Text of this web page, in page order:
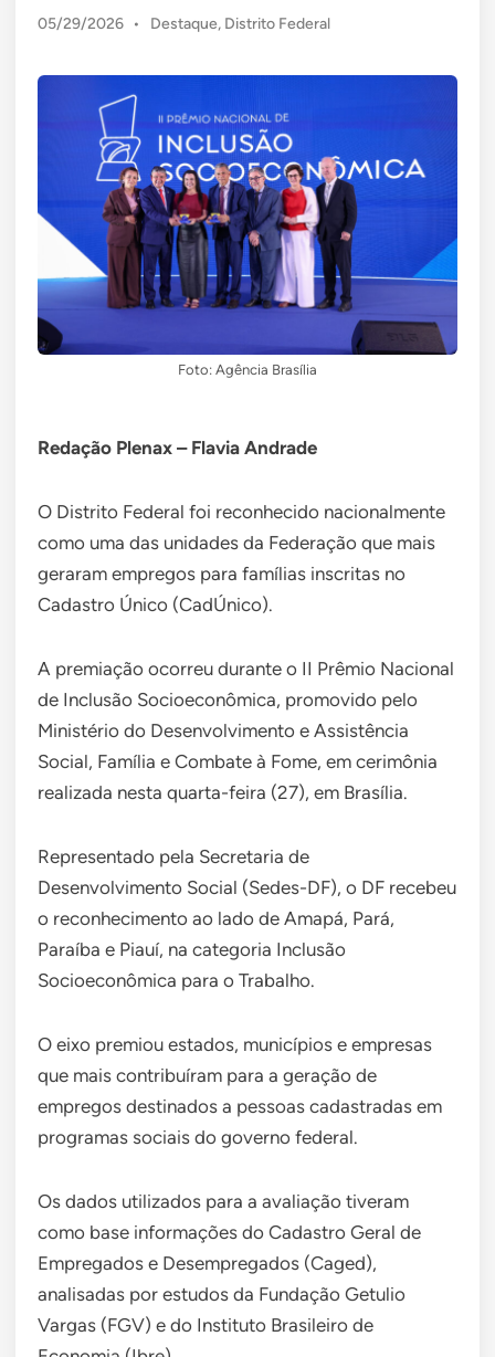
05/29/2026 •
Posted
Destaque, Distrito Federal
Foto: Agência Brasília
Redação Plenax – Flavia Andrade
O Distrito Federal foi reconhecido nacionalmente
como uma das unidades da Federação que mais
geraram empregos para famílias inscritas no
Cadastro Único (CadÚnico).
A premiação ocorreu durante o II Prêmio Nacional
de Inclusão Socioeconômica, promovido pelo
Ministério do Desenvolvimento e Assistência
Social, Família e Combate à Fome, em cerimônia
realizada nesta quarta-feira (27), em Brasília.
Representado pela Secretaria de
Desenvolvimento Social (Sedes-DF), o DF recebeu
o reconhecimento ao lado de Amapá, Pará,
Paraíba e Piauí, na categoria Inclusão
Socioeconômica para o Trabalho.
O eixo premiou estados, municípios e empresas
que mais contribuíram para a geração de
empregos destinados a pessoas cadastradas em
programas sociais do governo federal.
Os dados utilizados para a avaliação tiveram
como base informações do Cadastro Geral de
Empregados e Desempregados (Caged),
analisadas por estudos da Fundação Getulio
Vargas (FGV) e do Instituto Brasileiro de